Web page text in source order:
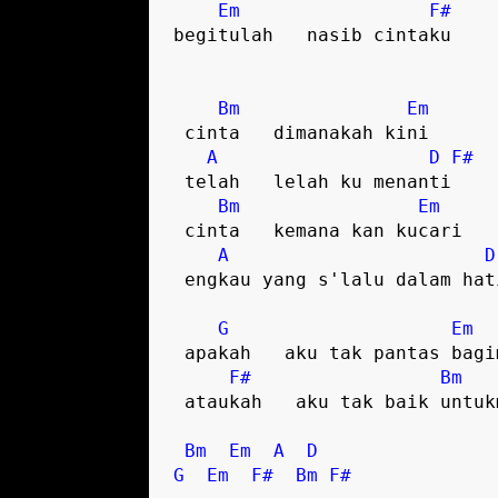
Em
F#
begitulah   nasib cintaku
Bm
Em
A
D
F#
Bm
Em
A
D
G
Em
F#
Bm
Bm Em A
D
G
Em F# Bm F#